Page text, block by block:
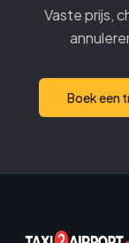
Vaste prijs,
Boek een